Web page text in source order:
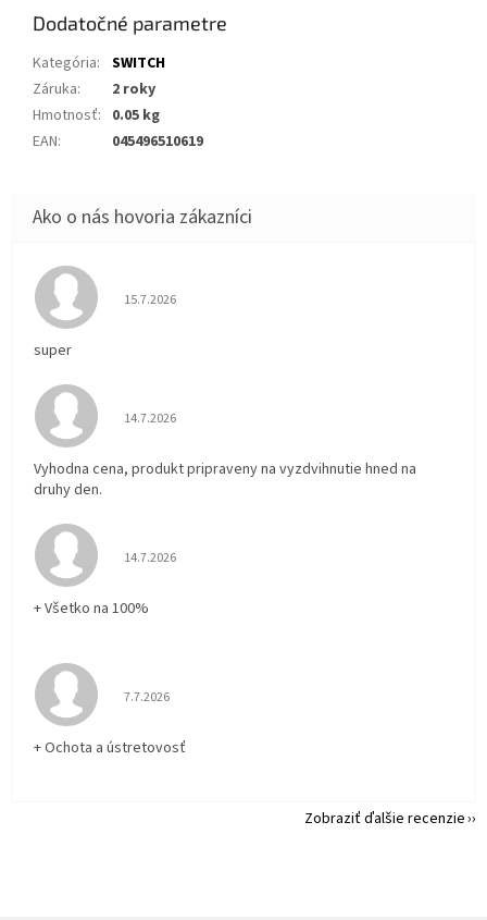
Dodatočné parametre
Kategória: SWITCH
Záruka:
2 roky
Hmotnosť: 0.05 kg
EAN: 045496510619
Hodnotenie obchodu je 5 z 5 hviezdičiek.
15.7.2026
super
Hodnotenie obchodu je 5 z 5 hviezdičiek.
14.7.2026
Vyhodna cena, produkt pripraveny na vyzdvihnutie hned na
druhy den.
Hodnotenie obchodu je 5 z 5 hviezdičiek.
14.7.2026
+ Všetko na 100%
Hodnotenie obchodu je 5 z 5 hviezdičiek.
7.7.2026
+ Ochota a ústretovosť
Zobraziť ďalšie recenzie